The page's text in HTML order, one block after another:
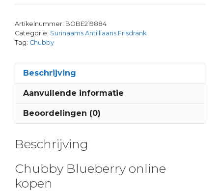
Artikelnummer: BOBE219884
Categorie: Surinaams Antilliaans Frisdrank
Tag: Chubby
Beschrijving
Aanvullende informatie
Beoordelingen (0)
Beschrijving
Chubby Blueberry online
kopen